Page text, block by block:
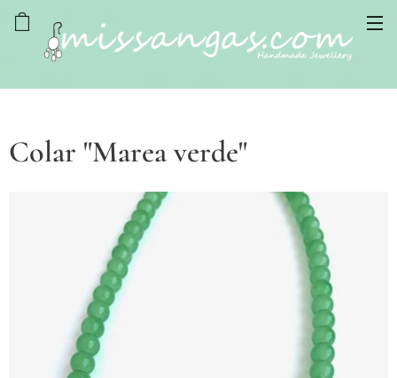
Colar "Marea verde"